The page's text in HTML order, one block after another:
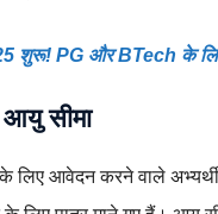
शुरू! PG और BTech के
सीमा
आवेदन करने वाले अभ्यर्थी